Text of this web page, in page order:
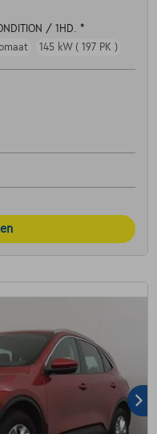
/ 1HD. *
145 kW ( 197 PK )